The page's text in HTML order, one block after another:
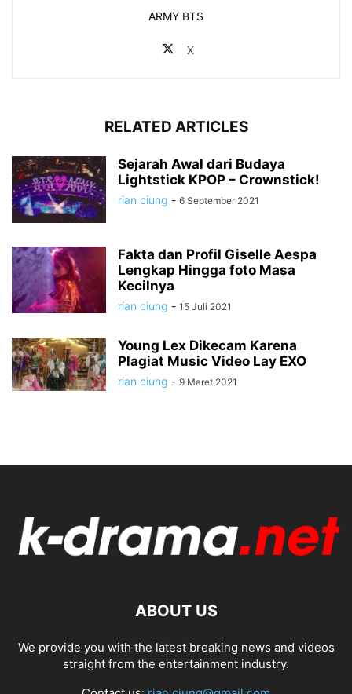
ARMY BTS
X
RELATED ARTICLES
Sejarah Awal dari Budaya
Lightstick KPOP – Crownstick!
rian ciung - 6 September 2021
Fakta dan Profil Giselle Aespa
Lengkap Hingga foto Masa
Kecilnya
rian ciung - 15 Juli 2021
Young Lex Dikecam Karena
Plagiat Music Video Lay EXO
rian ciung - 9 Maret 2021
ABOUT US
We provide you with the latest breaking news and videos
straight from the entertainment industry.